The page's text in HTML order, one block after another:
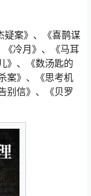
疑案》、《喜鹊谋
《冷月》、《马耳
》、《数汤匙的
案》、《思考机
别信》、《贝罗